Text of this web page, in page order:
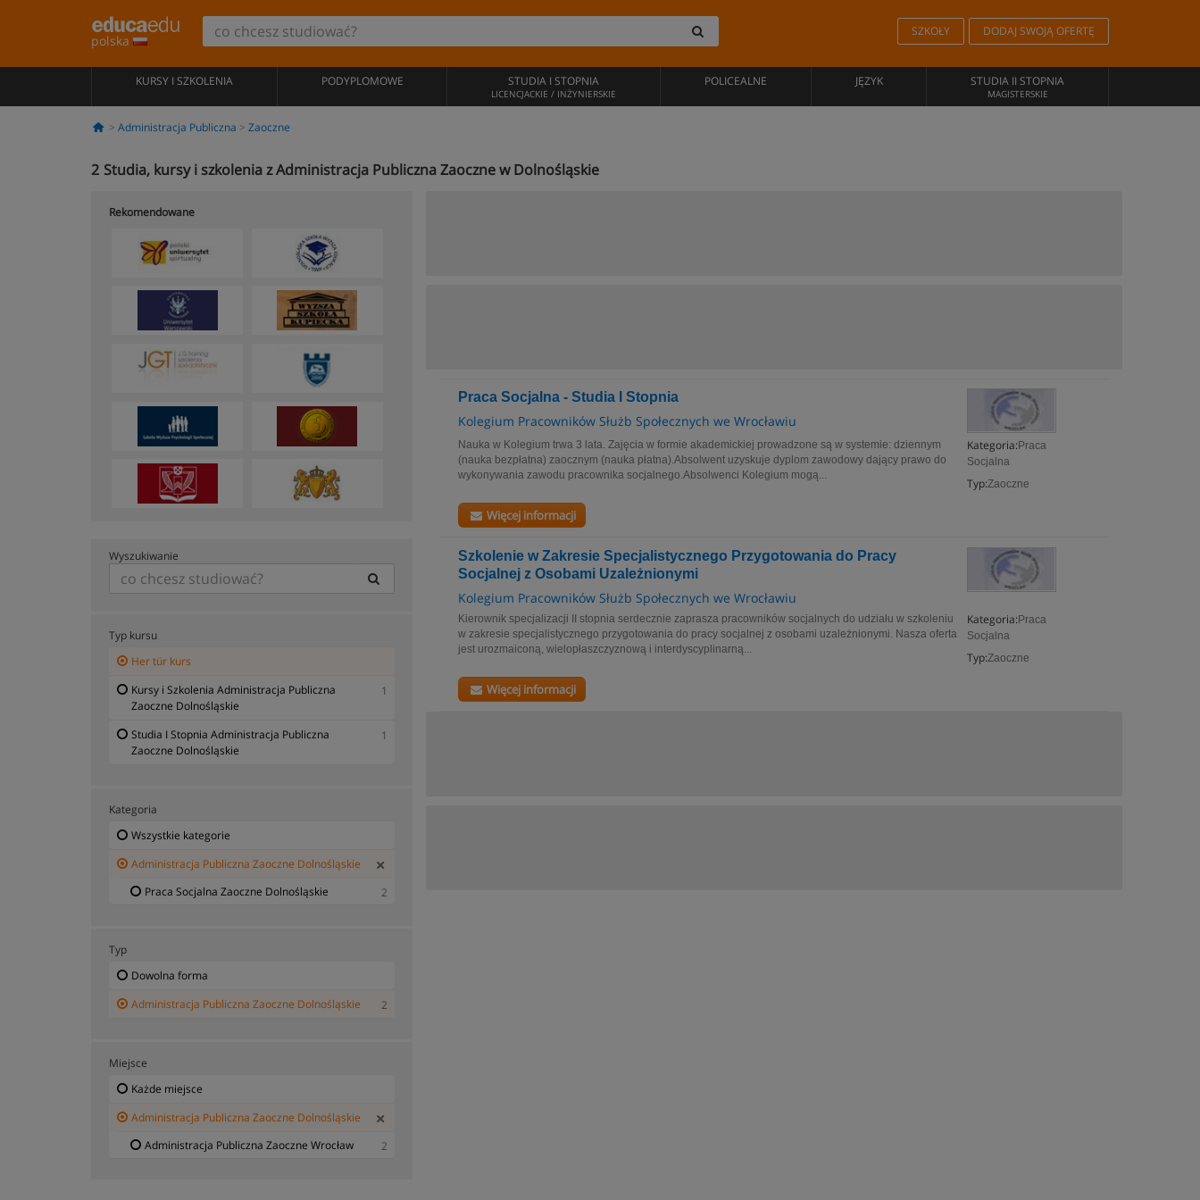
polska
SZKOŁY DODAJ SWOJĄ OFERTĘ
KURSY I SZKOLENIA PODYPLOMOWE STUDIA I STOPNIA
LICENCJACKIE / INŻYNIERSKIE
POLICEALNE JĘZYK STUDIA II STOPNIA
MAGISTERSKIE
Administracja Publiczna Zaoczne
2 Studia, kursy i szkolenia z Administracja Publiczna Zaoczne w Dolnośląskie
Praca Socjalna - Studia I Stopnia
Kolegium Pracowników Służb Społecznych we Wrocławiu
Kategoria: Praca
Socjalna
Typ:Zaoczne
Nauka w Kolegium trwa 3 lata. Zajęcia w formie akademickiej prowadzone są w systemie: dziennym
(nauka bezpłatna) zaocznym (nauka płatna).Absolwent uzyskuje dyplom zawodowy dający prawo do
wykonywania zawodu pracownika socjalnego.Absolwenci Kolegium mogą...
Więcej informacji
Szkolenie w Zakresie Specjalistycznego Przygotowania do Pracy
Socjalnej z Osobami Uzależnionymi
Kolegium Pracowników Służb Społecznych we Wrocławiu
Kategoria: Praca
Socjalna
Typ:Zaoczne
Kierownik specjalizacji II stopnia serdecznie zaprasza pracowników socjalnych do udziału w szkoleniu
w zakresie specjalistycznego przygotowania do pracy socjalnej z osobami uzależnionymi. Nasza oferta
jest urozmaiconą, wielopłaszczyznową i interdyscyplinarną...
Więcej informacji
Rekomendowane
Wyszukiwanie
Typ kursu
Her tür kurs
Kursy i Szkolenia Administracja Publiczna
Zaoczne Dolnośląskie
1
Studia I Stopnia Administracja Publiczna
Zaoczne Dolnośląskie
1
Kategoria
Wszystkie kategorie
Administracja Publiczna Zaoczne Dolnośląskie
Praca Socjalna Zaoczne Dolnośląskie
2
Typ
Dowolna forma
Administracja Publiczna Zaoczne Dolnośląskie
2
Miejsce
Każde miejsce
Administracja Publiczna Zaoczne Dolnośląskie
Administracja Publiczna Zaoczne Wrocław
2